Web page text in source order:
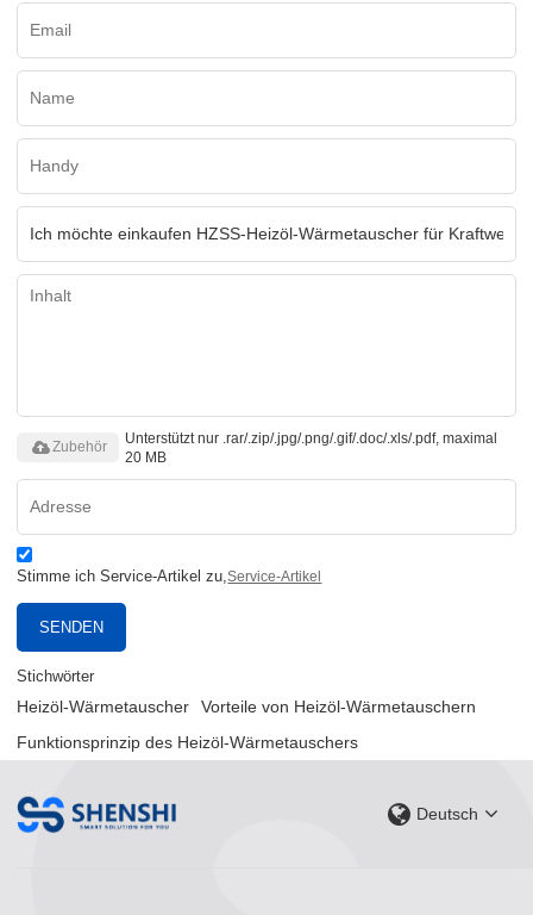
Unterstützt nur .rar/.zip/.jpg/.png/.gif/.doc/.xls/.pdf, maximal
20 MB
Zubehör
Stimme ich Service-Artikel zu,Service-Artikel
SENDEN
Stichwörter
Heizöl-Wärmetauscher
Vorteile von Heizöl-Wärmetauschern
Funktionsprinzip des Heizöl-Wärmetauschers
Deutsch